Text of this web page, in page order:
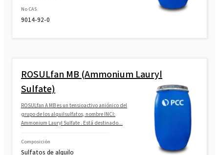
No CAS.
9014-92-0
ROSULfan MB (Ammonium Lauryl
Sulfate)
ROSULfan A MB es un tensioactivo aniónico del
grupo de los alquilsulfatos, nombre INCI:
Ammonium Lauryl Sulfate . Está destinado...
Composición
Sulfatos de alquilo